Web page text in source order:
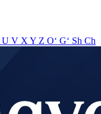
U V X Y Z O‘ G‘ Sh Ch